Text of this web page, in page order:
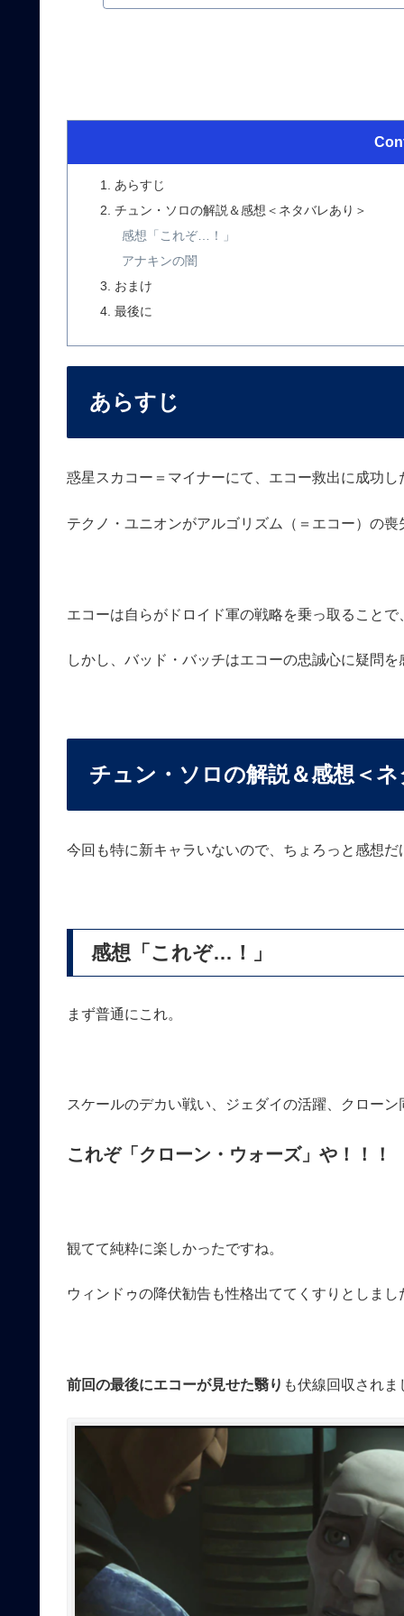
あらすじ
チュン・ソロの解説＆感想＜ネタバレあり＞
感想「これぞ…！」
アナキンの闇
おまけ
最後に
あらすじ
惑星スカコー＝マイナーにて、エコー救出に成功し
テクノ・ユニオンがアルゴリズム（＝エコー）の
エコーは自らがドロイド軍の戦略を乗っ取ることで
しかし、バッド・バッチはエコーの忠誠心に疑問
チュン・ソロの解説＆感想＜
今回も特に新キャラいないので、ちょろっと感想だ
感想「これぞ…！」
まず普通にこれ。
スケールのデカい戦い、ジェダイの活躍、クローン
これぞ「クローン・ウォーズ」や！！！
観てて純粋に楽しかったですね。
ウィンドゥの降伏勧告も性格出ててくすりとしま
前回の最後にエコーが見せた翳り も伏線回収されま